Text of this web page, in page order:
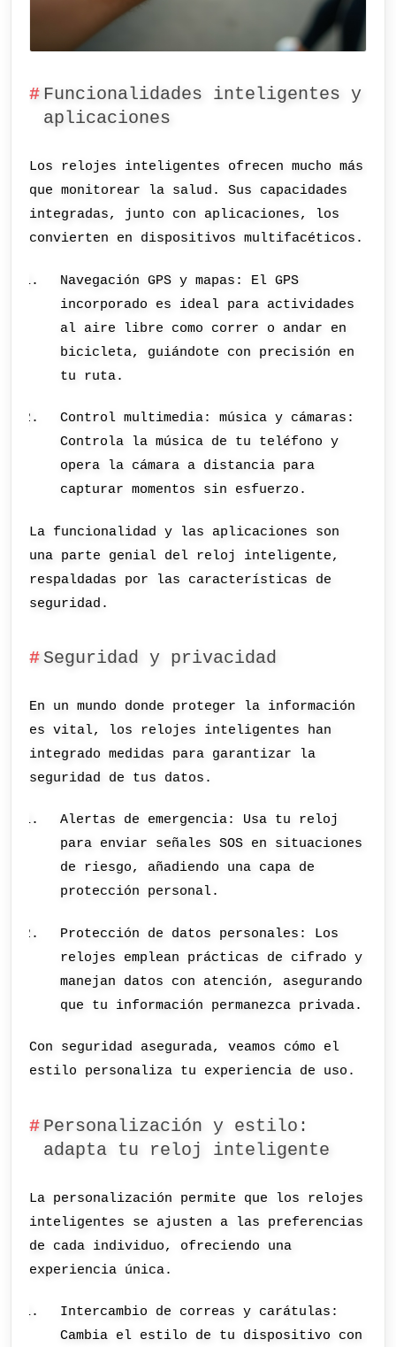
Funcionalidades inteligentes y
aplicaciones
Los relojes inteligentes ofrecen mucho más
que monitorear la salud. Sus capacidades
integradas, junto con aplicaciones, los
convierten en dispositivos multifacéticos.
Navegación GPS y mapas: El GPS
incorporado es ideal para actividades
al aire libre como correr o andar en
bicicleta, guiándote con precisión en
tu ruta.
Control multimedia: música y cámaras:
Controla la música de tu teléfono y
opera la cámara a distancia para
capturar momentos sin esfuerzo.
La funcionalidad y las aplicaciones son
una parte genial del reloj inteligente,
respaldadas por las características de
seguridad.
Seguridad y privacidad
En un mundo donde proteger la información
es vital, los relojes inteligentes han
integrado medidas para garantizar la
seguridad de tus datos.
Alertas de emergencia: Usa tu reloj
para enviar señales SOS en situaciones
de riesgo, añadiendo una capa de
protección personal.
Protección de datos personales: Los
relojes emplean prácticas de cifrado y
manejan datos con atención, asegurando
que tu información permanezca privada.
Con seguridad asegurada, veamos cómo el
estilo personaliza tu experiencia de uso.
Personalización y estilo:
adapta tu reloj inteligente
La personalización permite que los relojes
inteligentes se ajusten a las preferencias
de cada individuo, ofreciendo una
experiencia única.
Intercambio de correas y carátulas:
Cambia el estilo de tu dispositivo con